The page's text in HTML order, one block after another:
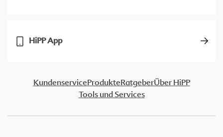
HiPP App
KundenserviceProdukteRatgeberÜber HiPP
Tools und Services